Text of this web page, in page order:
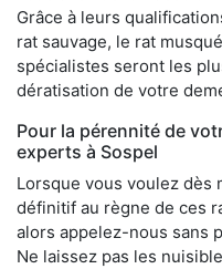
Grâce à leurs
rat sauvage, le rat
spécialistes seront les
dératisation de votre
Pour la pérennité de
experts à Sospel
Lorsque vous voulez dès
définitif au règne de ces
alors appelez-nous sans
Ne laissez pas les